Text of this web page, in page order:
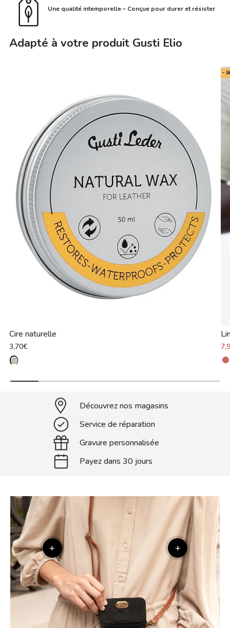
Une qualité intemporelle – Conçue pour durer et résister
Adapté à votre produit Gusti Elio
Cire naturelle
3,70€
-
Découvrez nos magasins
Service de réparation
Gravure personnalisée
Payez dans 30 jours
+ +